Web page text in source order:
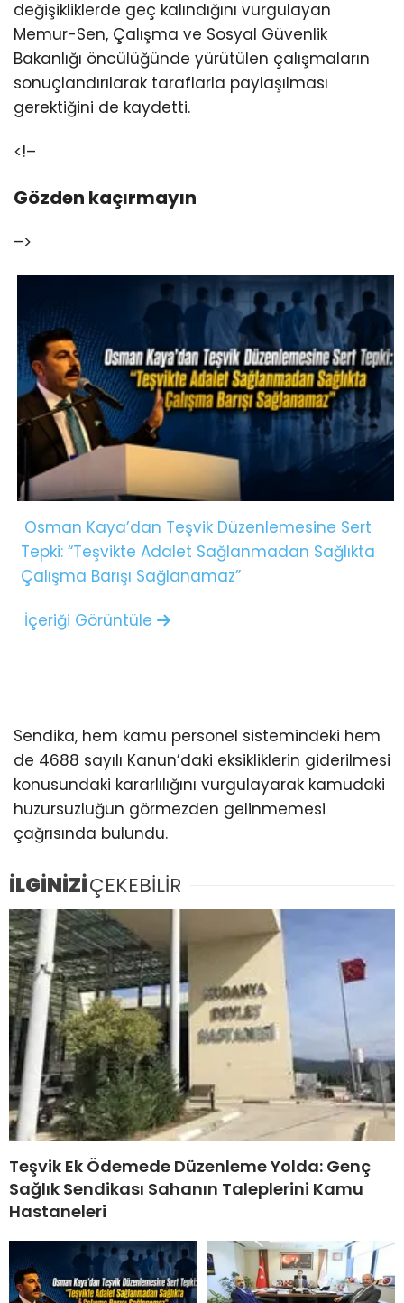
değişikliklerde geç kalındığını vurgulayan
Memur-Sen, Çalışma ve Sosyal Güvenlik
Bakanlığı öncülüğünde yürütülen çalışmaların
sonuçlandırılarak taraflarla paylaşılması
gerektiğini de kaydetti.
<!–
Gözden kaçırmayın
–>
Osman Kaya’dan Teşvik Düzenlemesine Sert
Tepki: “Teşvikte Adalet Sağlanmadan Sağlıkta
Çalışma Barışı Sağlanamaz”
İçeriği Görüntüle
Sendika, hem kamu personel sistemindeki hem
de 4688 sayılı Kanun’daki eksikliklerin giderilmesi
konusundaki kararlılığını vurgulayarak kamudaki
huzursuzluğun görmezden gelinmemesi
çağrısında bulundu.
İLGİNİZİÇEKEBİLİR
Teşvik Ek Ödemede Düzenleme Yolda: Genç
Sağlık Sendikası Sahanın Taleplerini Kamu
Hastaneleri